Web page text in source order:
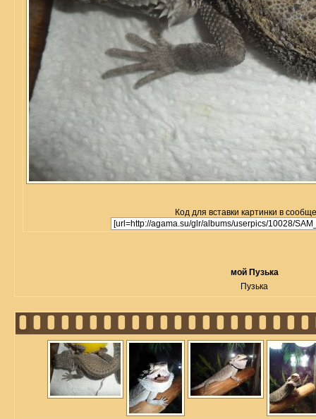
Код для вставки картинки в
мой Пузька
Пузька